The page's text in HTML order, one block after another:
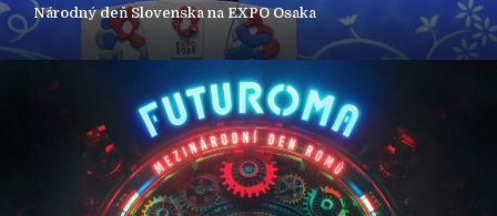
Národný deň Slovenska na EXPO Osaka